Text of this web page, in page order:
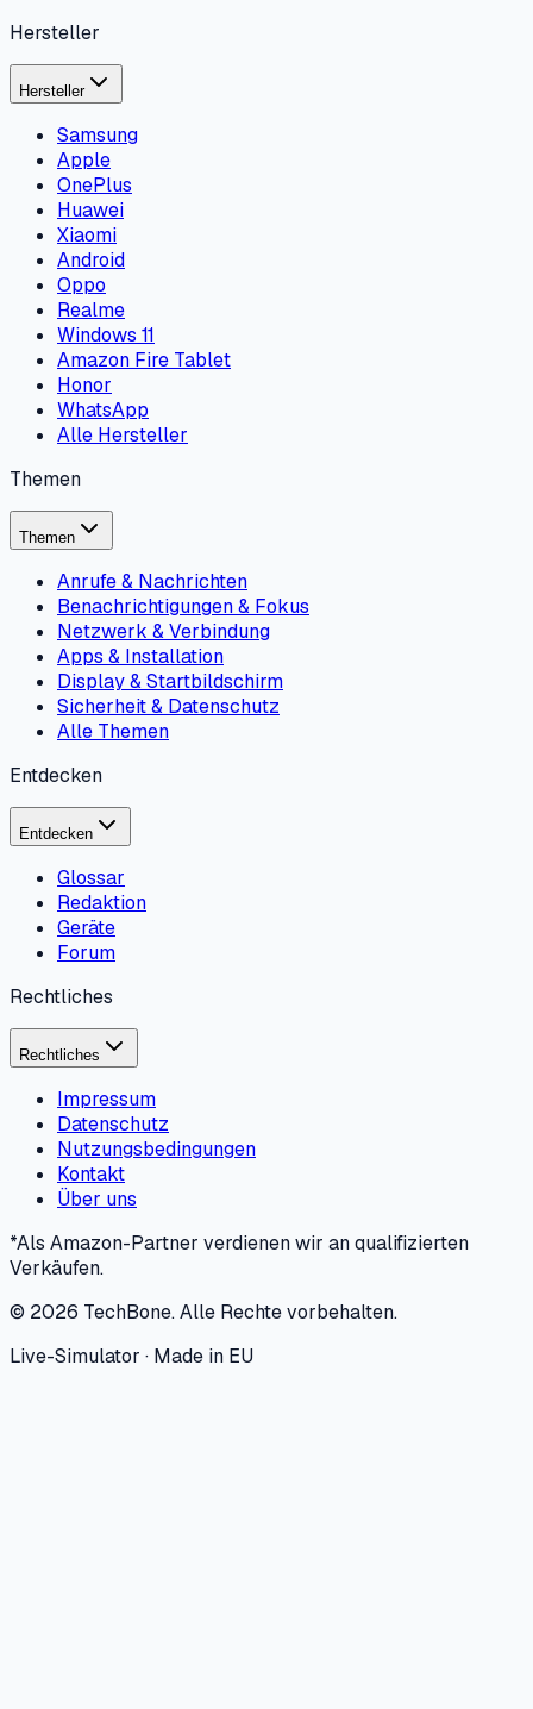
Hersteller
Hersteller
Samsung
Apple
OnePlus
Huawei
Xiaomi
Android
Oppo
Realme
Windows 11
Amazon Fire Tablet
Honor
WhatsApp
Alle Hersteller
Themen
Themen
Anrufe & Nachrichten
Benachrichtigungen & Fokus
Netzwerk & Verbindung
Apps & Installation
Display & Startbildschirm
Sicherheit & Datenschutz
Alle Themen
Entdecken
Entdecken
Glossar
Redaktion
Geräte
Forum
Rechtliches
Rechtliches
Impressum
Datenschutz
Nutzungsbedingungen
Kontakt
Über uns
*Als Amazon-Partner verdienen wir an qualifizierten
Verkäufen.
© 2026 TechBone.Alle Rechte vorbehalten.
Live-Simulator · Made in EU